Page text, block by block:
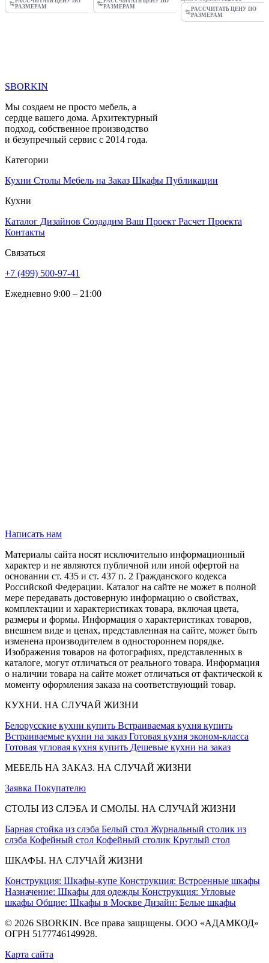
РАЗМЕРАМ
РАЗМЕРАМ
РАССЧИТАТЬ ЦЕНУ ПО
РАЗМЕРАМ
SBORKIN
Мы создаем не просто мебель, а
сердце вашего дома. Архитектурный
подход, собственное производство
и безупречный сервис с 2014 года.
Категории
Кухни Столы Мебель на Заказ Шкафы Публикации
Кухни
Каталог Дизайнов Создадим Ваш Проект Расчет Проекта
Контакты
Связаться
+7 (499) 500-97-41
Ежедневно 9:00 – 21:00
Написать нам
Материалы сайта носят исключительно информационный
характер и не являются публичной или иной офертой на
основании ст. 435 и ст. 437 п. 2 Гражданского кодекса
Российской Федерации. Каталог на сайте не может в полной
мере передавать достоверную информацию о свойствах,
комплектации и характеристиках товара, включая цвета,
размеры и формы. Информация о характеристиках товаров,
внешнем виде и ценах, представленная на сайте, может быть
изменена производителем в одностороннем порядке.
Изображения товаров на фотографиях, представленных в
каталоге, могут отличаться от реального товара. Информация
о наличии товара на сайте может отличаться от фактической к
моменту оформления заказа на соответствующий товар.
КУХНИ. НА СЛУЧАЙ ЖИЗНИ
Белорусские кухни купить Встраиваемая кухня купить
Встраиваемые кухни на заказ Готовая кухня эконом-класса
Готовая угловая кухня купить Дешевые кухни на заказ
МЕБЕЛЬ НА ЗАКАЗ. НА СЛУЧАЙ ЖИЗНИ
Заявка Покупателю
СТОЛЫ ИЗ СЛЭБА И СМОЛЫ. НА СЛУЧАЙ ЖИЗНИ
Барная стойка из слэба Белый стол Журнальный столик из
слэба Кофейный стол Кофейный столик Круглый стол
ШКАФЫ. НА СЛУЧАЙ ЖИЗНИ
Конструкция: Шкафы-купе Конструкция: Встроенные шкафы
Назначение: Шкафы для одежды Конструкция: Угловые
шкафы Общие: Шкафы в Москве Дизайн: Белые шкафы
© 2026 SBORKIN. Все права защищены. ООО «АДАМКОД»
ОГРН 5177746149928.
Карта сайта